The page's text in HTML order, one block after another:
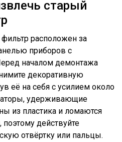
старый
расположен за
приборов с
началом демонтажа
декоративную
её на себя с усилием около
удерживающие
из пластика и ломаются
действуйте
отвёртку или пальцы.